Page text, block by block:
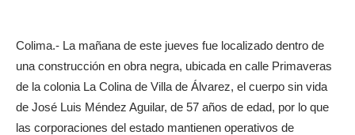
Colima.- La mañana de este jueves fue localizado dentro de
una construcción en obra negra, ubicada en calle Primaveras
de la colonia La Colina de Villa de Álvarez, el cuerpo sin vida
de José Luis Méndez Aguilar, de 57 años de edad, por lo que
las corporaciones del estado mantienen operativos de